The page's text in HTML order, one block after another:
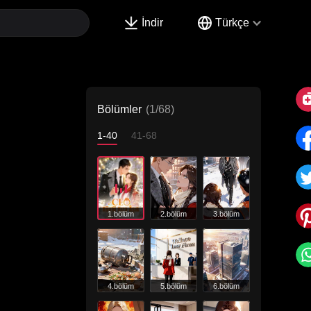
İndir Türkçe
Bölümler (1/68)
1-40 41-68
1.bölüm 2.bölüm 3.bölüm
4.bölüm 5.bölüm 6.bölüm